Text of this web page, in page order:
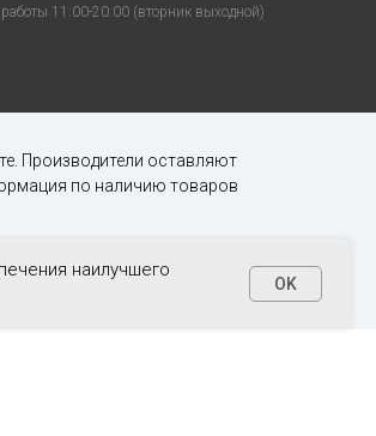
наилучшего
OK
11:00-20:00 (вторник выходной)
Производители оставляют
по наличию товаров